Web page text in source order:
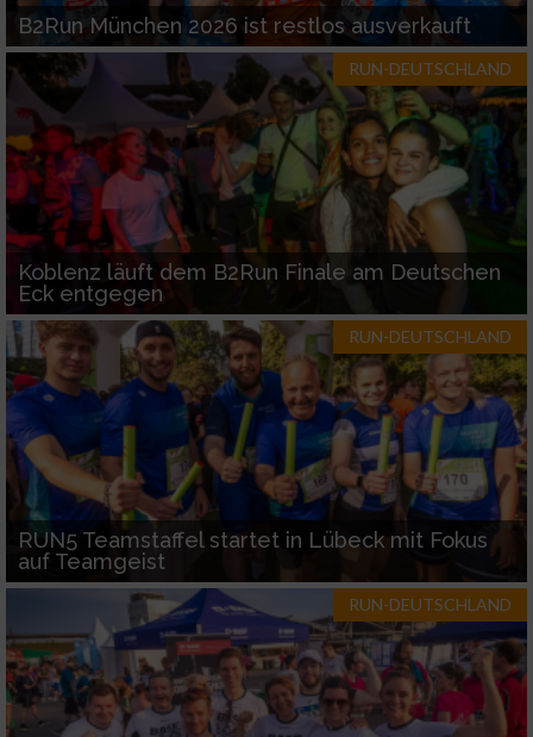
B2Run München 2026 ist restlos ausverkauft
RUN-DEUTSCHLAND
Koblenz läuft dem B2Run Finale am Deutschen
Eck entgegen
RUN-DEUTSCHLAND
RUN5 Teamstaffel startet in Lübeck mit Fokus
auf Teamgeist
RUN-DEUTSCHLAND